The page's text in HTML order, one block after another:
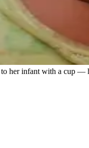
her infant with a cup —